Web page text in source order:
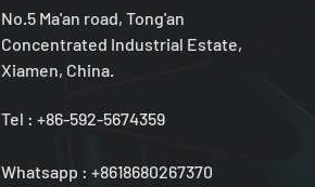
No.5 Ma'an road, Tong'an
Concentrated Industrial Estate,
Xiamen, China.
Tel : +86-592-5674359
Whatsapp : +8618680267370